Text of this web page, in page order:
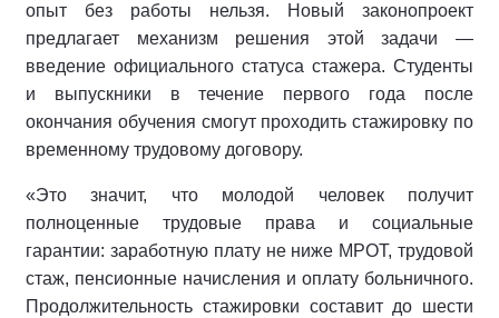
опыт без работы нельзя. Новый законопроект
предлагает механизм решения этой задачи —
введение официального статуса стажера. Студенты
и выпускники в течение первого года после
окончания обучения смогут проходить стажировку по
временному трудовому договору.
«Это значит, что молодой человек получит
полноценные трудовые права и социальные
гарантии: заработную плату не ниже МРОТ, трудовой
стаж, пенсионные начисления и оплату больничного.
Продолжительность стажировки составит до шести